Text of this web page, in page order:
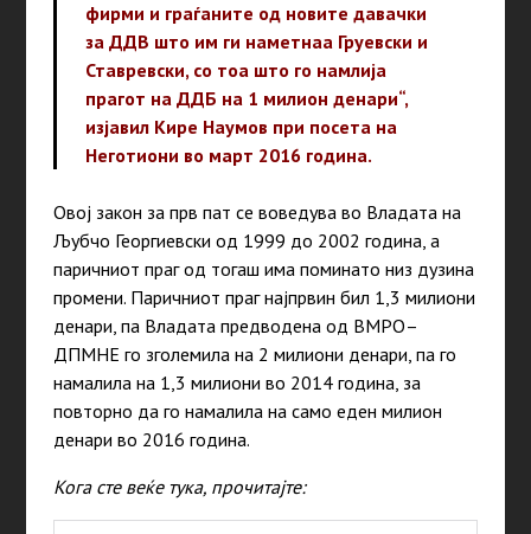
фирми и граѓаните од новите давачки
за ДДВ што им ги наметнаа Груевски и
Ставревски, со тоа што го намлија
прагот на ДДБ на 1 милион денари“,
изјавил Кире Наумов при посета на
Неготиони во март 2016 година.
Овој закон за прв пат се воведува во Владата на
Љубчо Георгиевски од 1999 до 2002 година, а
паричниот праг од тогаш има поминато низ дузина
промени. Паричниот праг најпрвин бил 1,3 милиони
денари, па Владата предводена од ВМРО–
ДПМНЕ го зголемила на 2 милиони денари, па го
намалила на 1,3 милиони во 2014 година, за
повторно да го намалила на само еден милион
денари во 2016 година.
Кога сте веќе тука, прочитајте: